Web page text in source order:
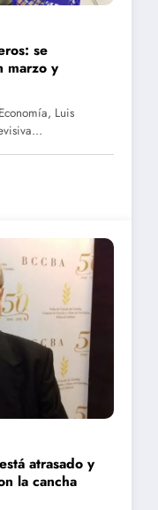
se
marzo y
Luis
atrasado y
la cancha